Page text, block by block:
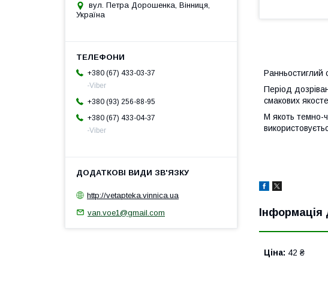
Ранньостиглий
Період
смакових
М якоть темно-
Ціна: 42 ₴
вул. Петра Дорошенка, Вінниця,
Україна
+380 (67) 433-03-37
-Viber
+380 (93) 256-88-95
+380 (67) 433-04-37
-Viber
http://vetapteka.vinnica.ua
van.voe1@gmail.com